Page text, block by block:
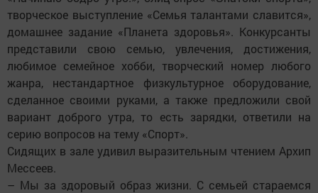
творческое выступление «Семья талантами славится»,
домашнее задание «Планета здоровья». Конкурсанты
представили свою семью, увлечения, достижения,
любимое семейное хобби, творческий номер любого
жанра, нестандартное физкультурное оборудование,
сделанное своими руками, а также предложили свой
вариант доброго утра, то есть зарядки, ответили на
серию вопросов на тему «Спорт».
Сидящих в зале удивил выразительным чтением Архип
Мессеев.
– Мы за здоровый образ жизни. С семьей стараемся